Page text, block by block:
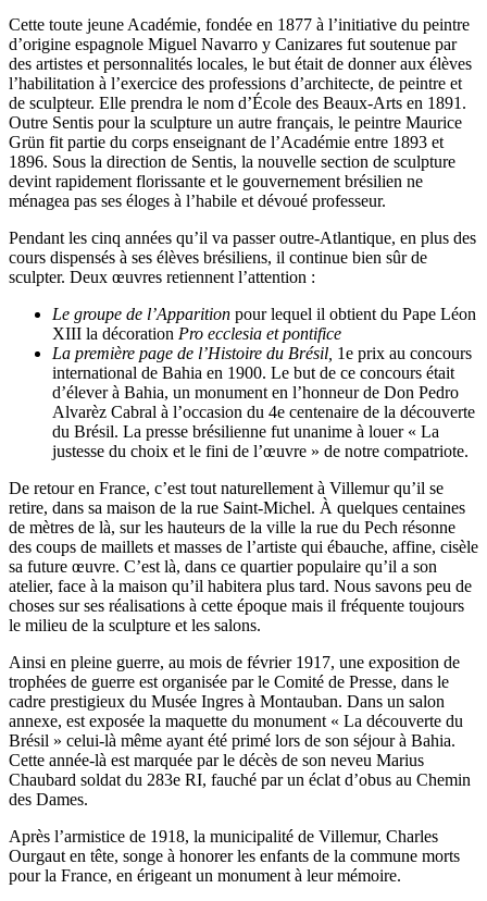
Cette toute jeune Académie, fondée en 1877 à l’initiative du peintre
d’origine espagnole Miguel Navarro y Canizares fut soutenue par
des artistes et personnalités locales, le but était de donner aux élèves
l’habilitation à l’exercice des professions d’architecte, de peintre et
de sculpteur. Elle prendra le nom d’École des Beaux-Arts en 1891.
Outre Sentis pour la sculpture un autre français, le peintre Maurice
Grün fit partie du corps enseignant de l’Académie entre 1893 et
1896. Sous la direction de Sentis, la nouvelle section de sculpture
devint rapidement florissante et le gouvernement brésilien ne
ménagea pas ses éloges à l’habile et dévoué professeur.
Pendant les cinq années qu’il va passer outre-Atlantique, en plus des
cours dispensés à ses élèves brésiliens, il continue bien sûr de
sculpter. Deux œuvres retiennent l’attention :
Le groupe de l’Apparition pour lequel il obtient du Pape Léon
XIII la décoration Pro ecclesia et pontifice
La première page de l’Histoire du Brésil, 1e prix au concours
international de Bahia en 1900. Le but de ce concours était
d’élever à Bahia, un monument en l’honneur de Don Pedro
Alvarèz Cabral à l’occasion du 4e centenaire de la découverte
du Brésil. La presse brésilienne fut unanime à louer « La
justesse du choix et le fini de l’œuvre » de notre compatriote.
De retour en France, c’est tout naturellement à Villemur qu’il se
retire, dans sa maison de la rue Saint-Michel. À quelques centaines
de mètres de là, sur les hauteurs de la ville la rue du Pech résonne
des coups de maillets et masses de l’artiste qui ébauche, affine, cisèle
sa future œuvre. C’est là, dans ce quartier populaire qu’il a son
atelier, face à la maison qu’il habitera plus tard. Nous savons peu de
choses sur ses réalisations à cette époque mais il fréquente toujours
le milieu de la sculpture et les salons.
Ainsi en pleine guerre, au mois de février 1917, une exposition de
trophées de guerre est organisée par le Comité de Presse, dans le
cadre prestigieux du Musée Ingres à Montauban. Dans un salon
annexe, est exposée la maquette du monument « La découverte du
Brésil » celui-là même ayant été primé lors de son séjour à Bahia.
Cette année-là est marquée par le décès de son neveu Marius
Chaubard soldat du 283e RI, fauché par un éclat d’obus au Chemin
des Dames.
Après l’armistice de 1918, la municipalité de Villemur, Charles
Ourgaut en tête, songe à honorer les enfants de la commune morts
pour la France, en érigeant un monument à leur mémoire.